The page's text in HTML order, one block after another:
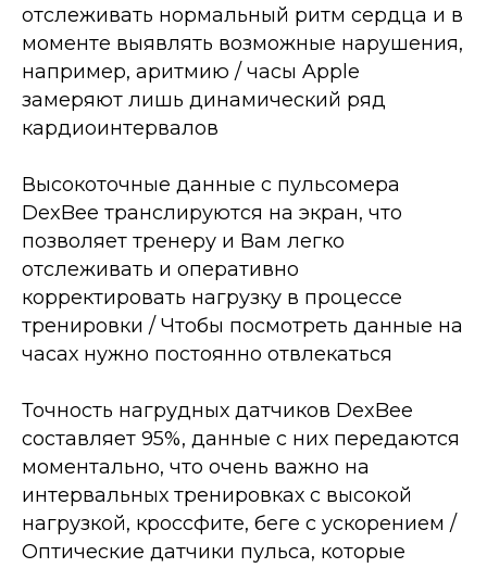
отслеживать нормальный ритм сердца и в
моменте выявлять возможные нарушения,
например, аритмию / часы Apple
замеряют лишь динамический ряд
кардиоинтервалов
Высокоточные данные с пульсомера
DexBee транслируются на экран, что
позволяет тренеру и Вам легко
отслеживать и оперативно
корректировать нагрузку в процессе
тренировки / Чтобы посмотреть данные на
часах нужно постоянно отвлекаться
Точность нагрудных датчиков DexBee
составляет 95%, данные с них передаются
моментально, что очень важно на
интервальных тренировках с высокой
нагрузкой, кроссфите, беге с ускорением /
Оптические датчики пульса, которые